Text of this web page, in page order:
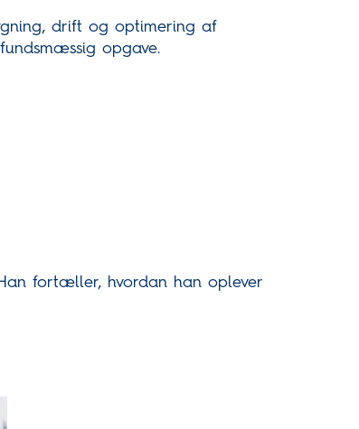
drift og optimering af
opgave.
fortæller, hvordan han oplever